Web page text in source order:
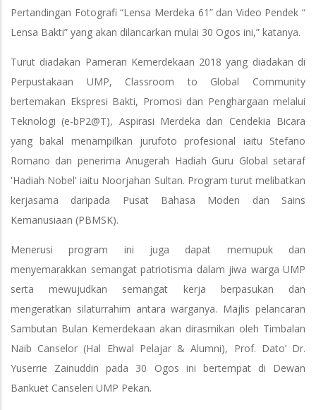
Pertandingan Fotografi “Lensa Merdeka 61” dan Video Pendek “
Lensa Bakti” yang akan dilancarkan mulai 30 Ogos ini,” katanya.
Turut diadakan Pameran Kemerdekaan 2018 yang diadakan di
Perpustakaan UMP, Classroom to Global Community
bertemakan Ekspresi Bakti, Promosi dan Penghargaan melalui
Teknologi (e-bP2@T), Aspirasi Merdeka dan Cendekia Bicara
yang bakal menampilkan jurufoto profesional iaitu Stefano
Romano dan penerima Anugerah Hadiah Guru Global setaraf
'Hadiah Nobel' iaitu Noorjahan Sultan. Program turut melibatkan
kerjasama daripada Pusat Bahasa Moden dan Sains
Kemanusiaan (PBMSK).
Menerusi program ini juga dapat memupuk dan
menyemarakkan semangat patriotisma dalam jiwa warga UMP
serta mewujudkan semangat kerja berpasukan dan
mengeratkan silaturrahim antara warganya. Majlis pelancaran
Sambutan Bulan Kemerdekaan akan dirasmikan oleh Timbalan
Naib Canselor (Hal Ehwal Pelajar & Alumni), Prof. Dato’ Dr.
Yuserrie Zainuddin pada 30 Ogos ini bertempat di Dewan
Bankuet Canseleri UMP Pekan.